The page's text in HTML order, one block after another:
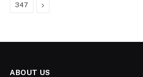
347 Next
ABOUT US